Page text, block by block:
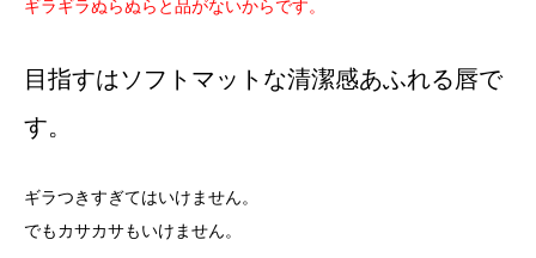
ギラギラぬらぬらと品がないからです。
目指すはソフトマットな清潔感あふれる唇で
す。
ギラつきすぎてはいけません。
でもカサカサもいけません。